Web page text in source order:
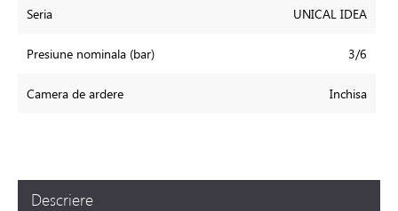
Seria UNICAL IDEA
Presiune nominala (bar) 3/6
Camera de ardere Inchisa
Descriere